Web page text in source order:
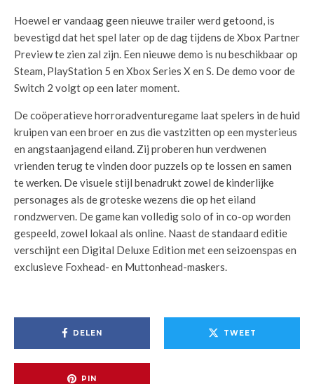
Hoewel er vandaag geen nieuwe trailer werd getoond, is
bevestigd dat het spel later op de dag tijdens de Xbox Partner
Preview te zien zal zijn. Een nieuwe demo is nu beschikbaar op
Steam, PlayStation 5 en Xbox Series X en S. De demo voor de
Switch 2 volgt op een later moment.
De coöperatieve horroradventuregame laat spelers in de huid
kruipen van een broer en zus die vastzitten op een mysterieus
en angstaanjagend eiland. Zij proberen hun verdwenen
vrienden terug te vinden door puzzels op te lossen en samen
te werken. De visuele stijl benadrukt zowel de kinderlijke
personages als de groteske wezens die op het eiland
rondzwerven. De game kan volledig solo of in co-op worden
gespeeld, zowel lokaal als online. Naast de standaard editie
verschijnt een Digital Deluxe Edition met een seizoenspas en
exclusieve Foxhead- en Muttonhead-maskers.
DELEN TWEET
PIN